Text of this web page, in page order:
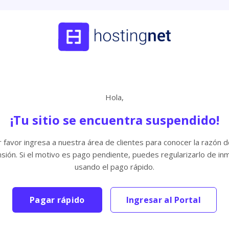
Hola,
¡Tu sitio se encuentra suspendido!
favor ingresa a nuestra área de clientes para conocer la razón
Si el motivo es pago pendiente, puedes regularizarlo de
usando el pago rápido.
Pagar rápido Ingresar al Portal